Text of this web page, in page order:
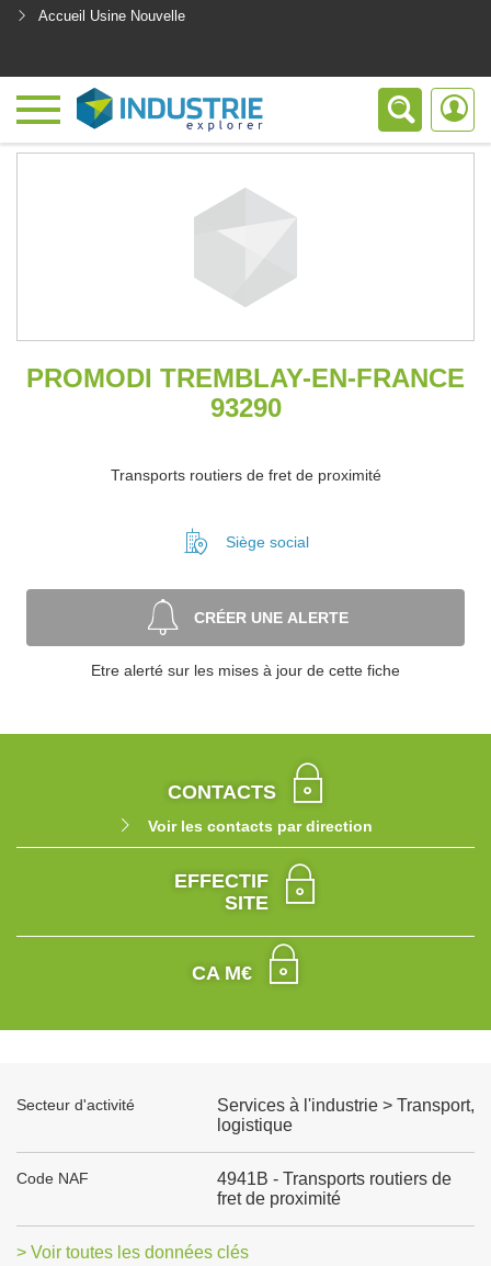
Accueil Usine Nouvelle
PROMODI TREMBLAY-EN-FRANCE
93290
Transports routiers de fret de proximité
Siège social
CRÉER UNE ALERTE
Etre alerté sur les mises à jour de cette fiche
CONTACTS
Voir les contacts par direction
EFFECTIF
SITE
CA M€
Secteur d'activité
Services à l'industrie > Transport,
logistique
Code NAF
4941B - Transports routiers de
fret de proximité
> Voir toutes les données clés